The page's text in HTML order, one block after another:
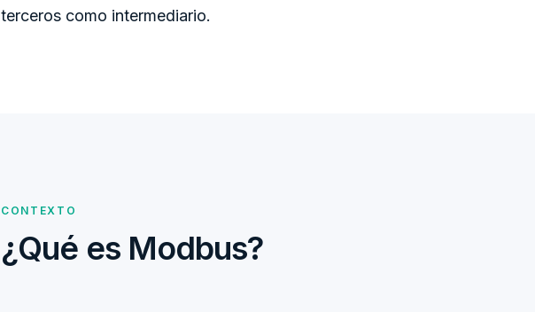
terceros como intermediario.
CONTEXTO
¿Qué es Modbus?